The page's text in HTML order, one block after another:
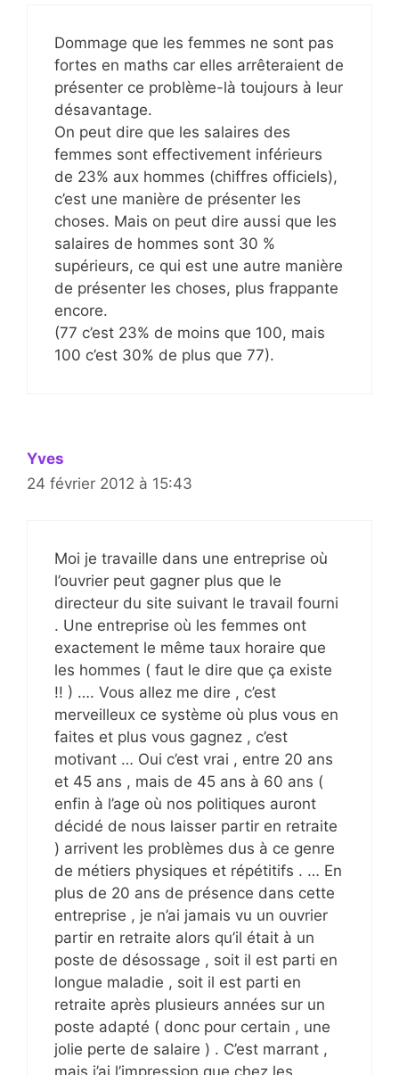
Dommage que les femmes ne sont pas
fortes en maths car elles arrêteraient de
présenter ce problème-là toujours à leur
désavantage.
On peut dire que les salaires des
femmes sont effectivement inférieurs
de 23% aux hommes (chiffres officiels),
c’est une manière de présenter les
choses. Mais on peut dire aussi que les
salaires de hommes sont 30 %
supérieurs, ce qui est une autre manière
de présenter les choses, plus frappante
encore.
(77 c’est 23% de moins que 100, mais
100 c’est 30% de plus que 77).
Yves
24 février 2012 à 15:43
Moi je travaille dans une entreprise où
l’ouvrier peut gagner plus que le
directeur du site suivant le travail fourni
. Une entreprise où les femmes ont
exactement le même taux horaire que
les hommes ( faut le dire que ça existe
!! ) …. Vous allez me dire , c’est
merveilleux ce système où plus vous en
faites et plus vous gagnez , c’est
motivant … Oui c’est vrai , entre 20 ans
et 45 ans , mais de 45 ans à 60 ans (
enfin à l’age où nos politiques auront
décidé de nous laisser partir en retraite
) arrivent les problèmes dus à ce genre
de métiers physiques et répétitifs . … En
plus de 20 ans de présence dans cette
entreprise , je n’ai jamais vu un ouvrier
partir en retraite alors qu’il était à un
poste de désossage , soit il est parti en
longue maladie , soit il est parti en
retraite après plusieurs années sur un
poste adapté ( donc pour certain , une
jolie perte de salaire ) . C’est marrant ,
mais j’ai l’impression que chez les